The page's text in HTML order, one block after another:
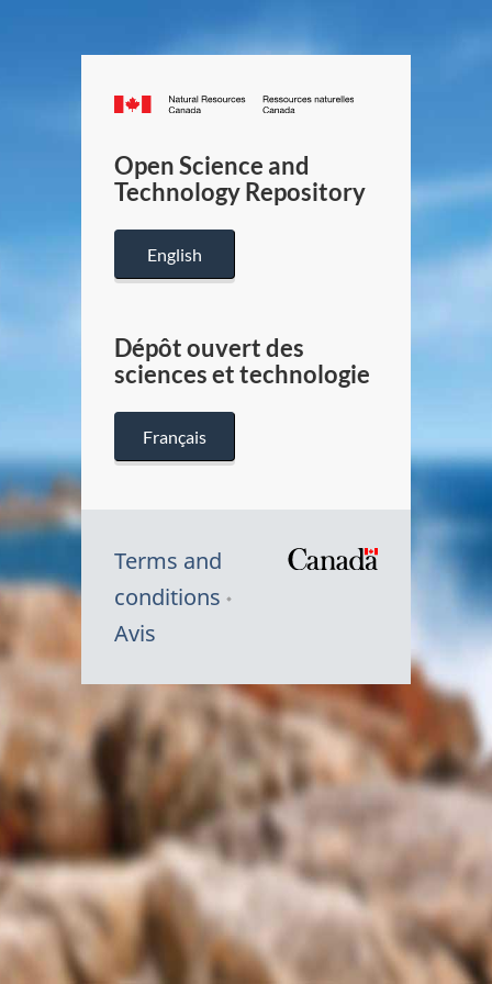
Canada.ca
/
Canada
Open Science and
Technology Repository
English
Dépôt ouvert des
sciences et technologie
Français
Terms and
conditions
Avis
Symbole
du
Canada